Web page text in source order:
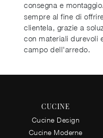
consegna e montaggio.
sempre al fine di
clientela, grazie a
con materiali durevoli
campo dell'arredo.
CUCINE
Cucine Design
Cucine Moderne